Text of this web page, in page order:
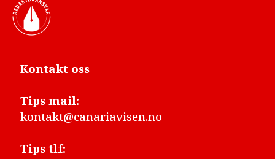
Kontakt oss
Tips mail:
kontakt@canariavisen.no
Tips tlf: